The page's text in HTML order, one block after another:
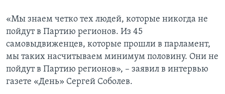
«Мы знаем четко тех людей, которые никогда не
пойдут в Партию регионов. Из 45
самовыдвиженцев, которые прошли в парламент,
мы таких насчитываем минимум половину. Они не
пойдут в Партию регионов», – заявил в интервью
газете «День» Сергей Соболев.